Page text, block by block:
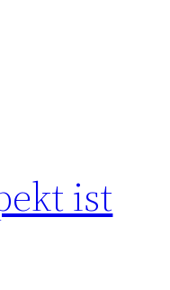
ist